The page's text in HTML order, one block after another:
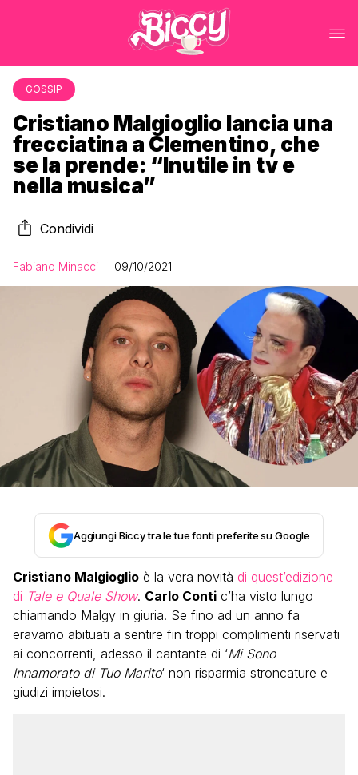
GOSSIP
Cristiano Malgioglio lancia una
frecciatina a Clementino, che
se la prende: “Inutile in tv e
nella musica”
Condividi
Fabiano Minacci 09/10/2021
Aggiungi Biccy tra le tue fonti preferite su Google
Cristiano Malgioglio è la vera novità di quest’edizione
di Tale e Quale Show. Carlo Conti c’ha visto lungo
chiamando Malgy in giuria. Se fino ad un anno fa
eravamo abituati a sentire fin troppi complimenti riservati
ai concorrenti, adesso il cantante di ‘Mi Sono
Innamorato di Tuo Marito‘ non risparmia stroncature e
giudizi impietosi.